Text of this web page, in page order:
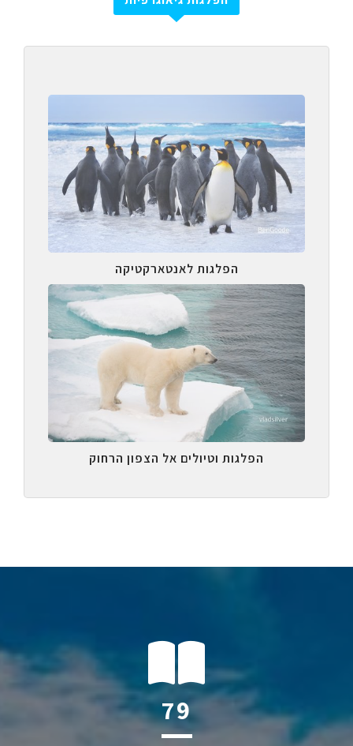
הפלגות לאנטארקטיקה
הפלגות וטיולים אל הצפון הרחוק
110